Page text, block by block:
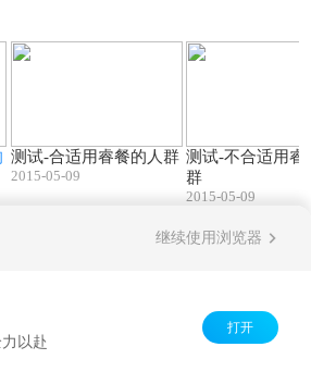
测试-合适用睿餐的人群
2015-05-09
测试-不合适用睿
群
2015-05-09
继续使用浏览器
以赴
打开